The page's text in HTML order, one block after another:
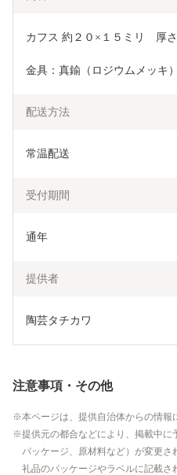
カフス 約２０×１５ミリ　厚
金具：真鍮（ロジウムメッキ）
配送方法
常温配送
受付期間
通年
提供者
陶芸タチカワ
注意事項・その他
本ページは、提供自治体からの情報
提供元の都合などにより、掲載中に
パッケージ、原材料など）が変更
礼品のパッケージやラベルに記載さ